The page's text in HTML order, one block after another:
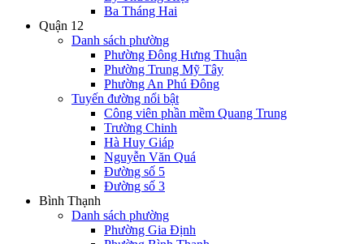
Ba Tháng Hai
Quận 12
Danh sách phường
Phường Đông Hưng Thuận
Phường Trung Mỹ Tây
Phường An Phú Đông
Tuyến đường nổi bật
Công viên phần mềm Quang Trung
Trường Chinh
Hà Huy Giáp
Nguyễn Văn Quá
Đường số 5
Đường số 3
Bình Thạnh
Danh sách phường
Phường Gia Định